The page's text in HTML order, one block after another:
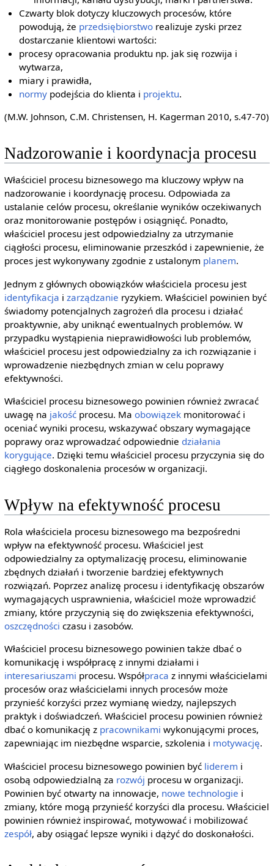
Czwarty blok dotyczy kluczowych procesów, które
powodują, że przedsiębiorstwo realizuje zyski przez
dostarczanie klientowi wartości:
procesy opracowania produktu np. jak się rozwija i
wytwarza,
miary i prawidła,
normy podejścia do klienta i projektu.
(M.W. Johnson, C.M. Christensen, H. Kagerman 2010, s.47-70)
Nadzorowanie i koordynacja procesu
Właściciel procesu biznesowego ma kluczowy wpływ na
nadzorowanie i koordynację procesu. Odpowiada za
ustalanie celów procesu, określanie wyników oczekiwanych
oraz monitorowanie postępów i osiągnięć. Ponadto,
właściciel procesu jest odpowiedzialny za utrzymanie
ciągłości procesu, eliminowanie przeszkód i zapewnienie, że
proces jest wykonywany zgodnie z ustalonym planem.
Jednym z głównych obowiązków właściciela procesu jest
identyfikacja i zarządzanie ryzykiem. Właściciel powinien być
świadomy potencjalnych zagrożeń dla procesu i działać
proaktywnie, aby uniknąć ewentualnych problemów. W
przypadku wystąpienia nieprawidłowości lub problemów,
właściciel procesu jest odpowiedzialny za ich rozwiązanie i
wprowadzenie niezbędnych zmian w celu poprawy
efektywności.
Właściciel procesu biznesowego powinien również zwracać
uwagę na jakośćprocesu. Ma obowiązekmonitorować i
oceniać wyniki procesu, wskazywać obszary wymagające
poprawy oraz wprowadzać odpowiednie działania
korygujące. Dzięki temu właściciel procesu przyczynia się do
ciągłego doskonalenia procesów w organizacji.
Wpływ na efektywność procesu
Rola właściciela procesu biznesowego ma bezpośredni
wpływ na efektywność procesu. Właściciel jest
odpowiedzialny za optymalizację procesu, eliminowanie
zbędnych działań i tworzenie bardziej efektywnych
rozwiązań. Poprzez analizę procesu i identyfikację obszarów
wymagających usprawnienia, właściciel może wprowadzić
zmiany, które przyczynią się do zwiększenia efektywności,
oszczędności czasu i zasobów.
Właściciel procesu biznesowego powinien także dbać o
komunikację i współpracę z innymi działami i
interesariuszami procesu. Współpraca z innymi właścicielami
procesów oraz właścicielami innych procesów może
przynieść korzyści przez wymianę wiedzy, najlepszych
praktyk i doświadczeń. Właściciel procesu powinien również
dbać o komunikację z pracownikami wykonującymi proces,
zapewniając im niezbędne wsparcie, szkolenia i motywację.
Właściciel procesu biznesowego powinien być liderem i
osobą odpowiedzialną za rozwój procesu w organizacji.
Powinien być otwarty na innowacje, nowe technologie i
zmiany, które mogą przynieść korzyści dla procesu. Właściciel
powinien również inspirować, motywować i mobilizować
zespół, aby osiągać lepsze wyniki i dążyć do doskonałości.